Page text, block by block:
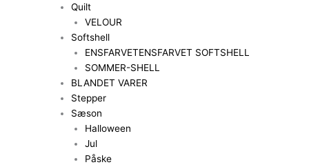
Quilt
VELOUR
Softshell
ENSFARVETENSFARVET SOFTSHELL
SOMMER-SHELL
BLANDET VARER
Stepper
Sæson
Halloween
Jul
Påske